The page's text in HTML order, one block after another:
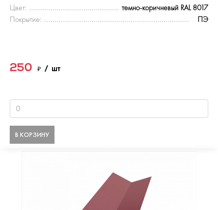
Цвет:
темно-коричневый RAL 8017
Покрытие:
ПЭ
250 ₽ / шт
В КОРЗИНУ